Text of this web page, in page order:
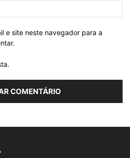
e site neste navegador para a